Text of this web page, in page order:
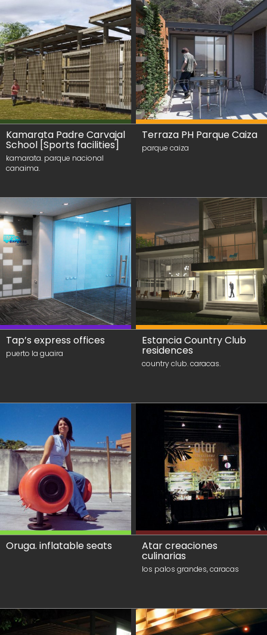
Kamarata Padre Carvajal
School [Sports facilities]
kamarata. parque nacional
canaima.
Terraza PH Parque Caiza
parque caiza
Tap’s express offices
puerto la guaira
Estancia Country Club
residences
country club. caracas.
Oruga. inflatable seats Atar creaciones
culinarias
los palos grandes, caracas